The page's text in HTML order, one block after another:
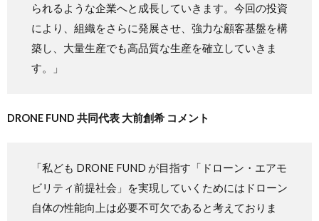
られるような企業へと成長していきます。今回の投資
により、組織をさらに発展させ、強力な顧客基盤を構
築し、大量生産でも高品質な生産を確立していきま
す。」
DRONE FUND 共同代表 大前創希 コメント
「私ども DRONE FUND が目指す「ドローン・エアモ
ビリティ前提社会」を実現していくためにはドローン
自体の性能向上は必要不可欠であると考えておりま